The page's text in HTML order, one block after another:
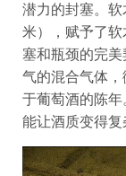
潜力的封塞。
米），赋予了
塞和瓶颈的完
气的混合气体
于葡萄酒的陈年
能让酒质变得复